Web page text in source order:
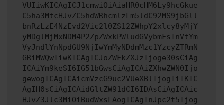
VUIiwKICAgICJ1cmwiOiAiaHR0cHM6Ly9hcGkue
C5ha3MtcHJvZC5hdWRhcmlzLm5ldC92MS9jbGll
bnRzLzE4NzEvd2Vic2l0ZS12ZWhpY2xlcy8yMjY
yMDglMjMxNDM4P2ZpZWxkPWludGVybmFsTnVtYm
VyJndlYnNpdGU9NjIwYmMyNDdmMzc1YzcyZTRmN
GRiMWQwIiwKICAgICJoZWFkZXJzIjoge30sCiAg
ICAiYm9keSI6IG51bGwsCiAgICAiZXhwZWN0Ijo
gewogICAgICAicmVzcG9uc2VUeXBlIjogIiIKIC
AgIH0sCiAgICAidGltZW91dCI6IDAsCiAgICAic
HJvZ3Jlc3MiOiBudWxsLAogICAgInJpc2t5Ijog